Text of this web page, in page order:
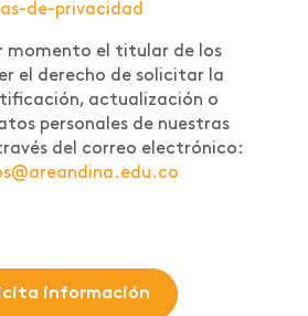
de-privacidad
momento el titular de los
el derecho de solicitar la
actualización o
personales de nuestras
del correo electrónico:
información